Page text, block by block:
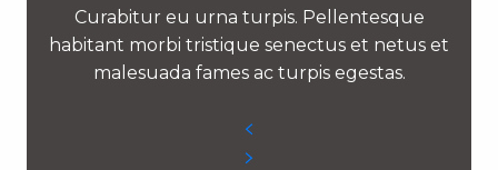
Curabitur eu urna turpis. Pellentesque
habitant morbi tristique senectus et netus et
malesuada fames ac turpis egestas.